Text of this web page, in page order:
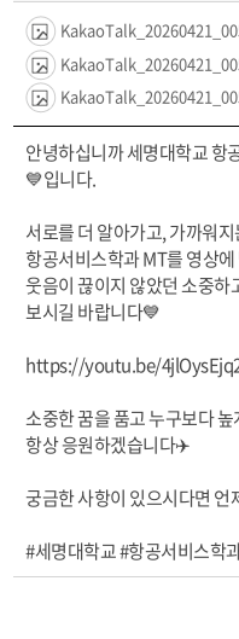
안녕하십니까 세명대학교 항
💙입니다.
서로를 더 알아가고, 가까워
항공서비스학과 MT를 영상
웃음이 끊이지 않았던 소중하
보시길 바랍니다💙
https://youtu.be/
소중한 꿈을 품고 누구보다
항상 응원하겠습니다✈️
궁금한 사항이 있으시다면
#세명대학교 #항공서비스학